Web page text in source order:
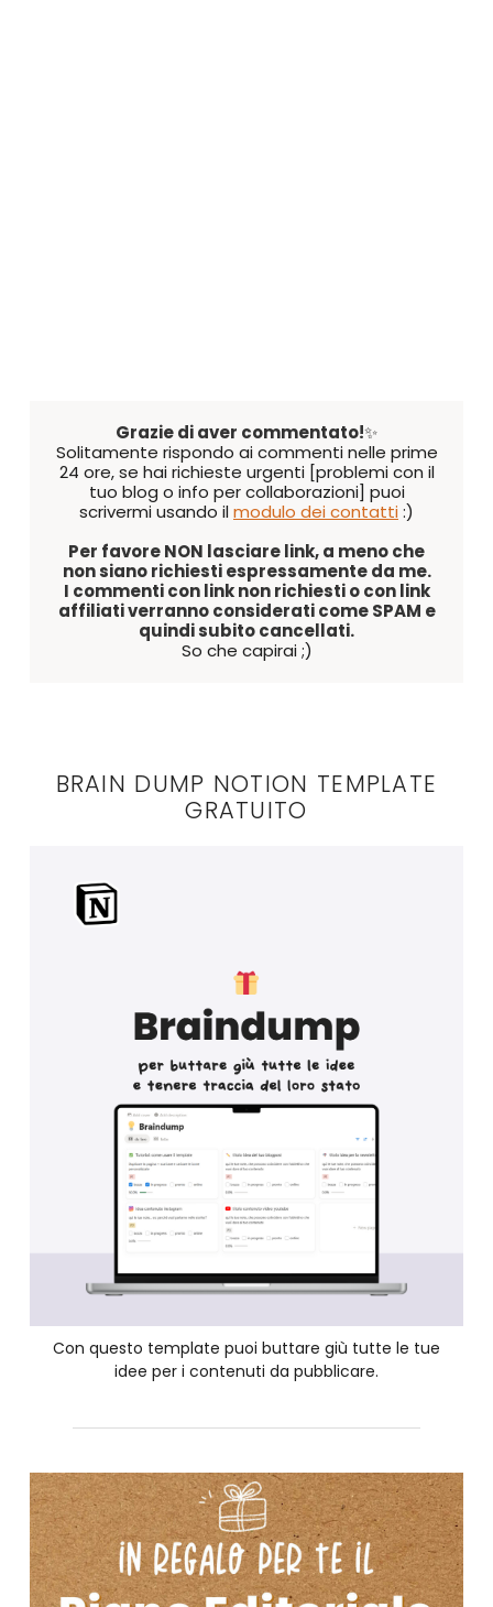
Grazie di aver commentato!✨
Solitamente rispondo ai commenti nelle prime
24 ore, se hai richieste urgenti [problemi con il
tuo blog o info per collaborazioni] puoi
scrivermi usando ilmodulo dei contatti:)
Per favore NON lasciare link, a meno che
non siano richiesti espressamente da me.
I commenti con link non richiesti o con link
affiliati verranno considerati come SPAM e
quindi subito cancellati.
So che capirai ;)
BRAIN DUMP NOTION TEMPLATE
GRATUITO
Con questo template puoi buttare giù tutte le tue
idee per i contenuti da pubblicare.